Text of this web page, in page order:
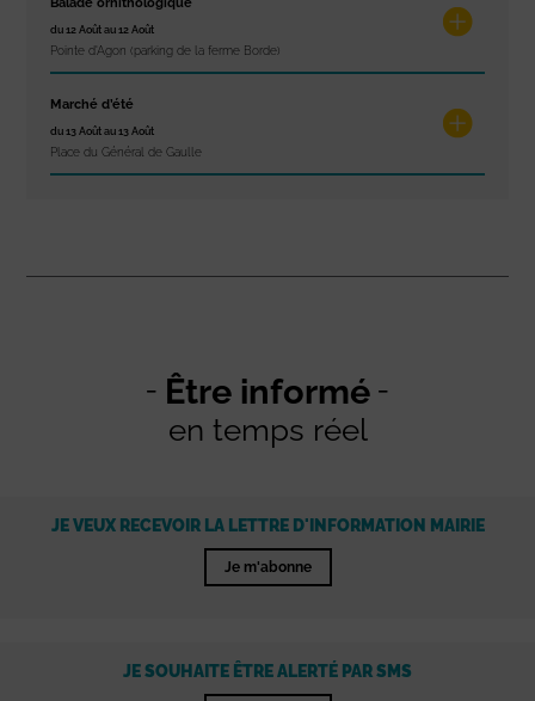
du 12 Août au 12 Août
Pointe d'Agon (parking de la ferme Borde)
Marché d’été
du 13 Août au 13 Août
Place du Général de Gaulle
Être informé
en temps réel
JE VEUX RECEVOIR LA LETTRE D'INFORMATION MAIRIE
Je m'abonne
JE SOUHAITE ÊTRE ALERTÉ PAR SMS